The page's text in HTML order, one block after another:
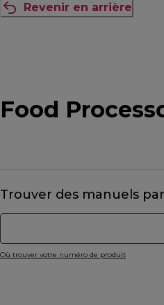
Revenir en arrière
Food
Trouver des manuels
Où trouver votre numéro de produit